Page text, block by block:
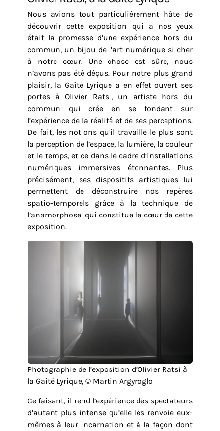
Nous avions tout particulièrement hâte de
découvrir cette exposition qui a nos yeux
était la promesse d’une expérience hors du
commun, un bijou de l’art numérique si cher
à notre cœur. Une chose est sûre, nous
n’avons pas été déçus. Pour notre plus grand
plaisir, la Gaîté Lyrique a en effet ouvert ses
portes à Olivier Ratsi, un artiste hors du
commun qui crée en se fondant sur
l’expérience de la réalité et de ses perceptions.
De fait, les notions qu’il travaille le plus sont
la perception de l’espace, la lumière, la couleur
et le temps, et ce dans le cadre d’installations
numériques immersives étonnantes. Plus
précisément, ses dispositifs artistiques lui
permettent de déconstruire nos repères
spatio-temporels grâce à la technique de
l’anamorphose, qui constitue le cœur de cette
exposition.
Photographie de l’exposition d’Olivier Ratsi à
la Gaité Lyrique, © Martin Argyroglo
Ce faisant, il rend l’expérience des spectateurs
d’autant plus intense qu’elle les renvoie eux-
mêmes à leur incarnation et à la façon dont